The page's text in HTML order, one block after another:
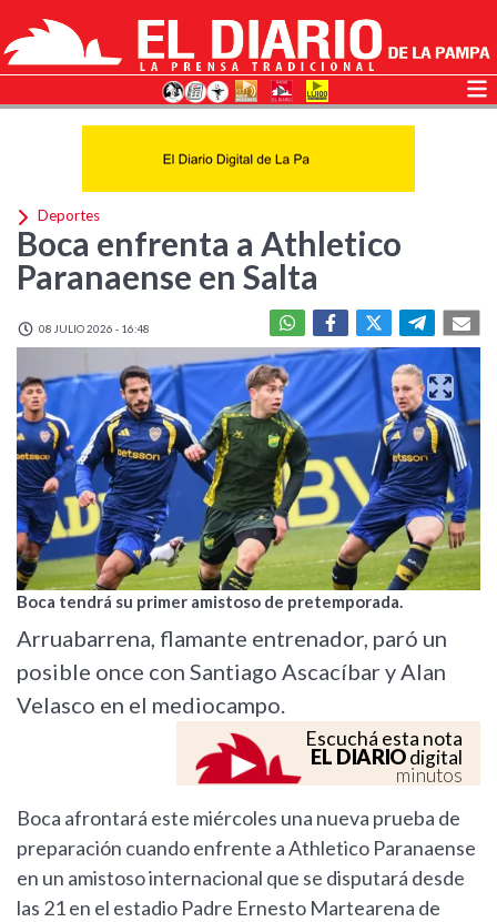
Deportes
Boca enfrenta a Athletico
Paranaense en Salta
08 JULIO 2026 - 16:48
Boca tendrá su primer amistoso de pretemporada.
Arruabarrena, flamante entrenador, paró un
posible once con Santiago Ascacíbar y Alan
Velasco en el mediocampo.
Escuchá esta nota
EL DIARIOdigital
minutos
Boca afrontará este miércoles una nueva prueba de
preparación cuando enfrente a Athletico Paranaense
en un amistoso internacional que se disputará desde
las 21 en el estadio Padre Ernesto Martearena de